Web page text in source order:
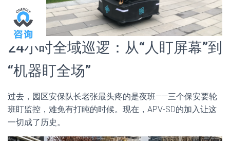
24小时全域巡逻：从“人盯屏幕”到
“机器盯全场”
过去，园区安保队长老张最头疼的是夜班——三个保安要轮
班盯监控，难免有打盹的时候。现在，APV-SD的加入让这
一切成了历史。